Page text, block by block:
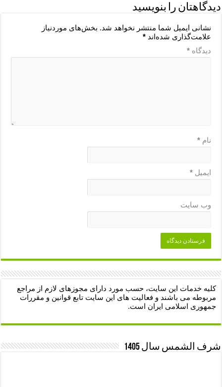
دیدگاهتان را بنویسید
نشانی ایمیل شما منتشر نخواهد شد. بخش‌های موردنیاز
علامت‌گذاری شده‌اند*
دیدگاه*
نام*
ایمیل*
وب‌ سایت
کلیه خدمات این سایت، حسب مورد دارای مجوزهای لازم از مراجع
مربوطه می باشند و فعالیت های این سایت تابع قوانین و مقررات
جمهوری اسلامی ایران است.
شرف الشمس سال 1405